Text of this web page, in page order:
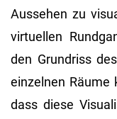
Aussehen zu
virtuellen
den Grundriss
einzelnen Räume
dass diese